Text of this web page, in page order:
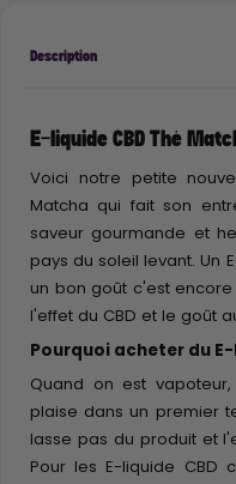
Description
E-liquide CBD Thé
Voici notre petite
Matcha qui fait son
saveur gourmande et
pays du soleil levant. Un
un bon goût c'est
l'effet du CBD et le goût
Pourquoi acheter du
Quand on est
plaise dans un premier
lasse pas du produit et
Pour les E-liquide